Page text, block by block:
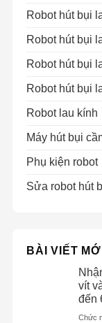
Robot hút bụi
Robot hút bụi
Robot hút bụi
Robot hút bụi
Robot lau kính
Máy hút bụi
Phụ kiện robot
Sửa robot hút
BÀI VIẾT
vít
đến
Chức